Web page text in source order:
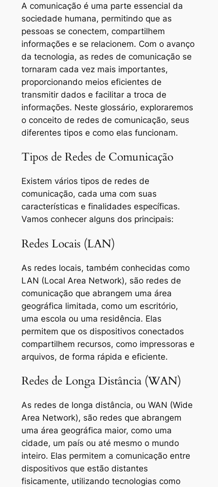
A comunicação é uma parte essencial da
sociedade humana, permitindo que as
pessoas se conectem, compartilhem
informações e se relacionem. Com o avanço
da tecnologia, as redes de comunicação se
tornaram cada vez mais importantes,
proporcionando meios eficientes de
transmitir dados e facilitar a troca de
informações. Neste glossário, exploraremos
o conceito de redes de comunicação, seus
diferentes tipos e como elas funcionam.
Tipos de Redes de Comunicação
Existem vários tipos de redes de
comunicação, cada uma com suas
características e finalidades específicas.
Vamos conhecer alguns dos principais:
Redes Locais (LAN)
As redes locais, também conhecidas como
LAN (Local Area Network), são redes de
comunicação que abrangem uma área
geográfica limitada, como um escritório,
uma escola ou uma residência. Elas
permitem que os dispositivos conectados
compartilhem recursos, como impressoras e
arquivos, de forma rápida e eficiente.
Redes de Longa Distância (WAN)
As redes de longa distância, ou WAN (Wide
Area Network), são redes que abrangem
uma área geográfica maior, como uma
cidade, um país ou até mesmo o mundo
inteiro. Elas permitem a comunicação entre
dispositivos que estão distantes
fisicamente, utilizando tecnologias como